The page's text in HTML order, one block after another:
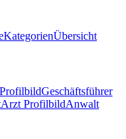
KategorienÜbersicht
Geschäftsführer
Arzt ProfilbildAnwalt